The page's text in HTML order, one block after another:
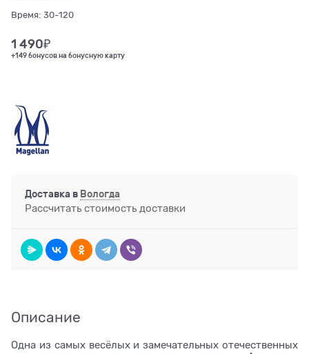
Время: 30-120
1 490₽
+149 бонусов на бонусную карту
Доставка в Вологда
Рассчитать стоимость доставки
Описание
Одна из самых весёлых и замечательных отечественных